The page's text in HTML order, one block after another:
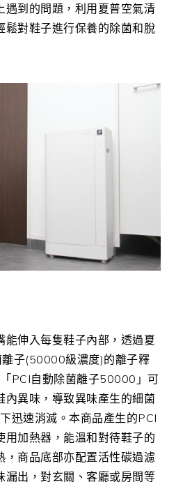
遇到的問題，利用夏普空氣清
鬆對鞋子進行保養的除菌和脫
能伸入每隻鞋子內部，透過夏
子(50000級濃度)的離子釋
PCI自動除菌離子50000」可
內異味，導致異味產生的細菌
迅速消滅。本商品產生的PCI
用加熱器，能溫和對待鞋子的
，商品底部亦配置活性碳過濾
漏出，對玄關、客廳或房間等